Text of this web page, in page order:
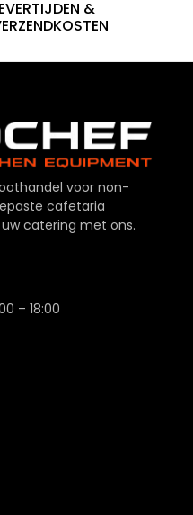
&
voor non-
cafetaria
catering met ons.
– 18:00